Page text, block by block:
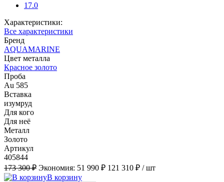
17.0
Характеристики:
Все характеристики
Бренд
AQUAMARINE
Цвет металла
Красное золото
Проба
Au 585
Вставка
изумруд
Для кого
Для неё
Металл
Золото
Артикул
405844
173 300 ₽ Экономия: 51 990 ₽ 121 310 ₽ / шт
В корзину